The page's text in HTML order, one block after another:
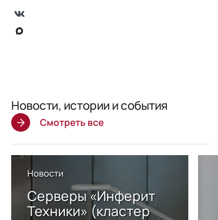
Новости, истории и события
Смотреть все
Новости
Серверы «Инферит
Техники» (кластер